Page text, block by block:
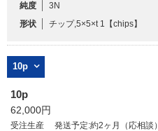
純度
3N
形状
チップ,5×5×t 1 【chips】
10p
10p
62,000円
受注生産 発送予定:約2ヶ月（応相談）